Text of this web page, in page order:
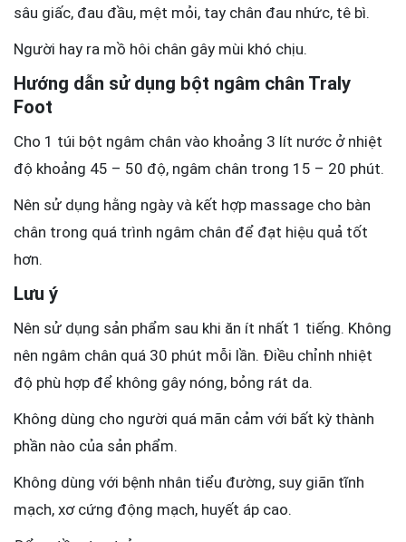
sâu giấc, đau đầu, mệt mỏi, tay chân đau nhức, tê bì.
Người hay ra mồ hôi chân gây mùi khó chịu.
Hướng dẫn sử dụng bột ngâm chân Traly
Foot
Cho 1 túi bột ngâm chân vào khoảng 3 lít nước ở nhiệt
độ khoảng 45 – 50 độ, ngâm chân trong 15 – 20 phút.
Nên sử dụng hằng ngày và kết hợp massage cho bàn
chân trong quá trình ngâm chân để đạt hiệu quả tốt
hơn.
Lưu ý
Nên sử dụng sản phẩm sau khi ăn ít nhất 1 tiếng. Không
nên ngâm chân quá 30 phút mỗi lần. Điều chỉnh nhiệt
độ phù hợp để không gây nóng, bỏng rát da.
Không dùng cho người quá mãn cảm với bất kỳ thành
phần nào của sản phẩm.
Không dùng với bệnh nhân tiểu đường, suy giãn tĩnh
mạch, xơ cứng động mạch, huyết áp cao.